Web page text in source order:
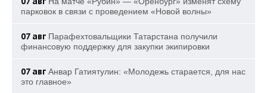
парковок в связи с проведением «Новой волны»
07 авг Парафехтовальщики Татарстана получили
финансовую поддержку для закупки экипировки
07 авг Анвар Гатиятулин: «Молодежь старается, для нас
это главное»